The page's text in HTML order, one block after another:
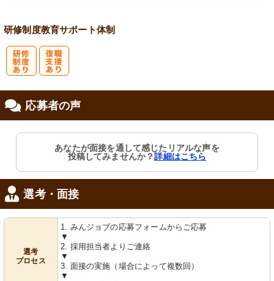
研修制度教育サポート体制
応募者の声
あなたが面接を通して感じたリアルな声を
投稿してみませんか？詳細はこちら
選考・面接
選考
プロセス
1. みんジョブの応募フォームからご応募
▼
2. 採用担当者よりご連絡
▼
3. 面接の実施（場合によって複数回）
▼